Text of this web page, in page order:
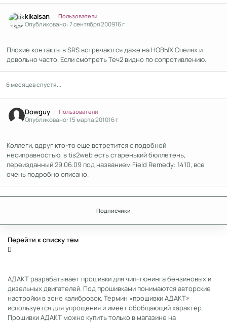
kikaisan Пользователи
Опубликовано:7 сентября 200916 г
Плохие контакты в SRS встречаются даже на НОВЫХ Опелях и
довольно часто. Если смотреть Теч2 видно по сопротивлению.
6 месяцев спустя...
Dowguy Пользователи
Опубликовано:15 марта 201016 г
Коллеги, вдруг кто-то еще встретится с подобной
несиправностью, в tis2web есть старенький бюллетень,
переизданный 29.06.09 под названием Field Remedy: 1410, все
очень подробно описано.
Подписчики
Перейти к списку тем
АДАКТ разрабатывает прошивки для чип-тюнинга бензиновых и
дизельных двигателей. Под прошивками понимаются авторские
настройки в зоне калибровок. Термин «прошивки АДАКТ»
используется для упрощения и имеет обобщающий характер.
Прошивки АДАКТ можно купить только в магазине на